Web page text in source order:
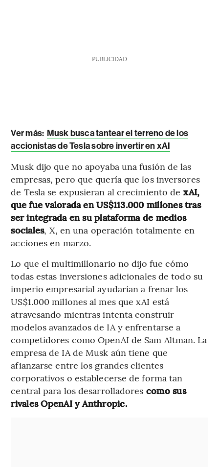
PUBLICIDAD
Ver más: Musk busca tantear el terreno de los
accionistas de Tesla sobre invertir en xAI
Musk dijo que no apoyaba una fusión de las
empresas, pero que quería que los inversores
de Tesla se expusieran al crecimiento de xAI,
que fue valorada en US$113.000 millones tras
ser integrada en su plataforma de medios
sociales, X, en una operación totalmente en
acciones en marzo.
Lo que el multimillonario no dijo fue cómo
todas estas inversiones adicionales de todo su
imperio empresarial ayudarían a frenar los
US$1.000 millones al mes que xAI está
atravesando mientras intenta construir
modelos avanzados de IA y enfrentarse a
competidores como OpenAI de Sam Altman. La
empresa de IA de Musk aún tiene que
afianzarse entre los grandes clientes
corporativos o establecerse de forma tan
central para los desarrolladores como sus
rivales OpenAI y Anthropic.